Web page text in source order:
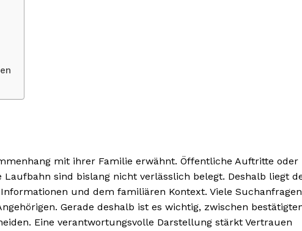
mit ihrer Familie erwähnt. Öffentliche Auftritte oder
sind bislang nicht verlässlich belegt. Deshalb liegt
und dem familiären Kontext. Viele Suchanfragen
Gerade deshalb ist es wichtig, zwischen
Eine verantwortungsvolle Darstellung stärkt Vertrauen